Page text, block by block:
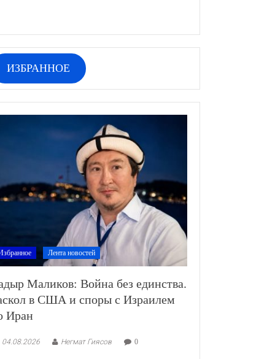
ИЗБРАННОЕ
Лента новостей
Маликов: Война без единства.
в США и споры с Израилем
Иран
04.08.2026 Негмат Гиясов 0